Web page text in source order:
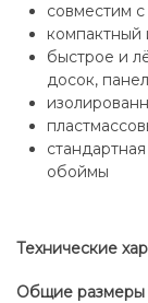
совместим
компактный
быстрое и
досок,
обоймы
Технические
Общие размеры